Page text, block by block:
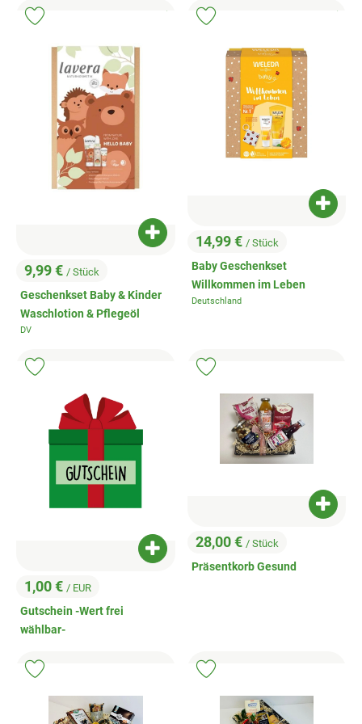
Veggie & Vegan
Trockensortiment
Getränke
Natur-Drogerie
AllerLiebe
Über uns
Service
, Preis:
9,99 € / Stück
Geschenkset Baby & Kinder
Waschlotion & Pflegeöl
, Herkunft:
DV
Produkt zum Warenkorb hinzufügen
, Verband:
.
, Preis:
14,99 € / Stück
Baby Geschenkset
Willkommen im Leben
, Herkunft:
Deutschland
,
.
, Preis:
1,00 € / EUR
Gutschein -Wert frei
wählbar-
Produkt zum Warenkorb hinzufügen
, Preis:
28,00 € / Stück
Präsentkorb Gesund